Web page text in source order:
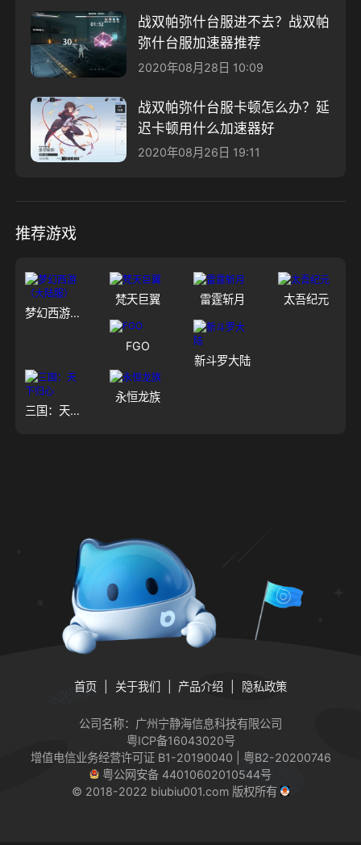
战双帕弥什台服进不去？战双帕
弥什台服加速器推荐
2020年08月28日 10:09
战双帕弥什台服卡顿怎么办？延
迟卡顿用什么加速器好
2020年08月26日 19:11
推荐游戏
梦幻西游（大陆服）
梵天巨翼 雷霆斩月 太吾纪元
FGO
新斗罗大陆
三国：天下归心
永恒龙族
首页 关于我们 产品介绍 隐私政策
公司名称：广州宁静海信息科技有限公司
粤ICP备16043020号
增值电信业务经营许可证 B1-20190040 | 粤B2-20200746
粤公网安备 44010602010544号
© 2018-2022 biubiu001.com 版权所有